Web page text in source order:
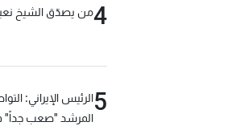
4من يصدّق الشيخ
5الرئيس الإيراني:
المرشد "صعب جداً"